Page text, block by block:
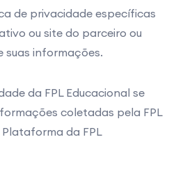
de privacidade específicas
ou site do parceiro ou
suas informações.
da FPL Educacional se
coletadas pela FPL
da FPL